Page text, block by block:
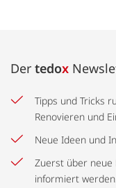
Der tedox
Tipps und Tricks
Renovieren und
Neue Ideen und
Zuerst über neue
informiert